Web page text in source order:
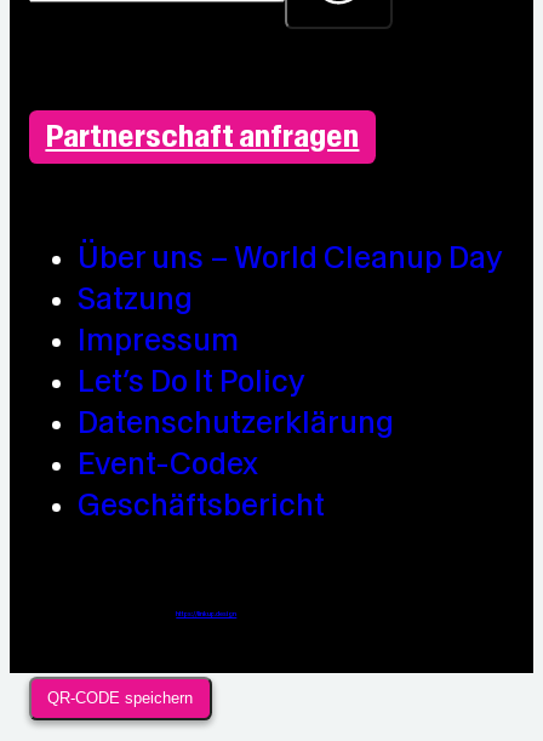
Partnerschaft anfragen
Über uns – World Cleanup Day
Satzung
Impressum
Let’s Do It Policy
Datenschutzerklärung
Event-Codex
Geschäftsbericht
https://linkup.design
QR-CODE speichern